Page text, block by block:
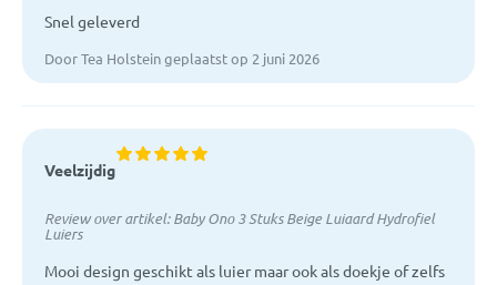
Snel geleverd
Door Tea Holstein geplaatst op 2 juni 2026
Veelzijdig
Review over artikel:Baby Ono 3 Stuks Beige Luiaard Hydrofiel
Luiers
Mooi design geschikt als luier maar ook als doekje of zelfs